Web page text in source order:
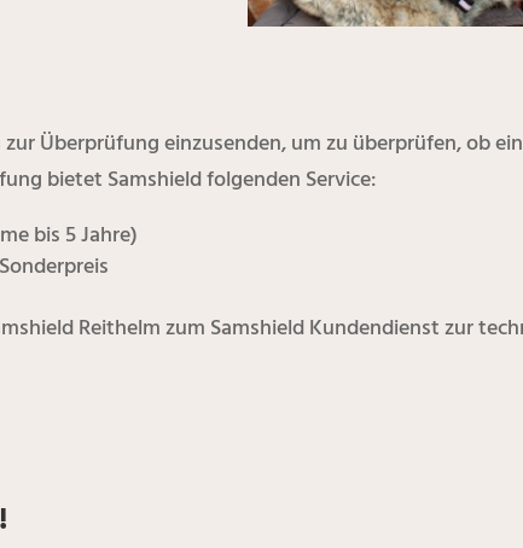
Überprüfung einzusenden, um zu überprüfen, ob ein
bietet Samshield folgenden Service:
bis 5 Jahre)
Reithelm zum Samshield Kundendienst zur